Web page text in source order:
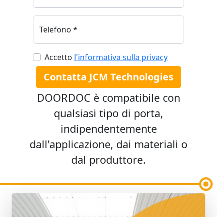
Telefono *
Accetto l'informativa sulla privacy
Contatta JCM Technologies
DOORDOC è compatibile con
qualsiasi tipo di porta,
indipendentemente
dall'applicazione, dai materiali o
dal produttore.